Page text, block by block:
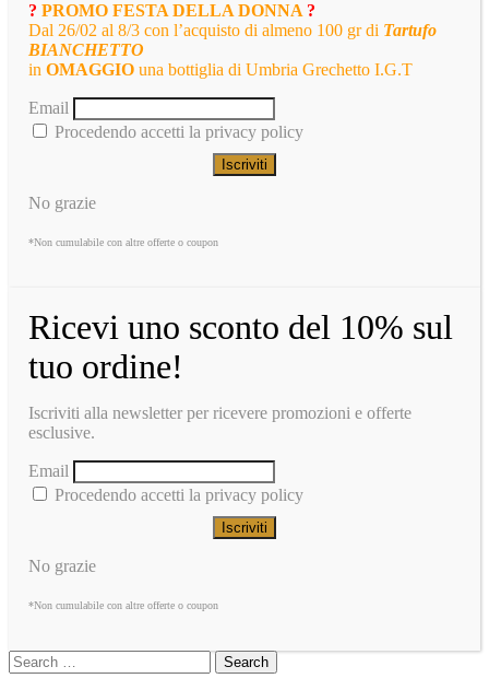
? PROMO FESTA DELLA DONNA ?
Dal 26/02 al 8/3 con l’acquisto di almeno 100 gr di Tartufo
BIANCHETTO
in OMAGGIO una bottiglia di Umbria Grechetto I.G.T
Email
Procedendo accetti la privacy policy
No grazie
*Non cumulabile con altre offerte o coupon
Ricevi uno sconto del 10% sul
tuo ordine!
Iscriviti alla newsletter per ricevere promozioni e offerte
esclusive.
Email
Procedendo accetti la privacy policy
No grazie
*Non cumulabile con altre offerte o coupon
Search